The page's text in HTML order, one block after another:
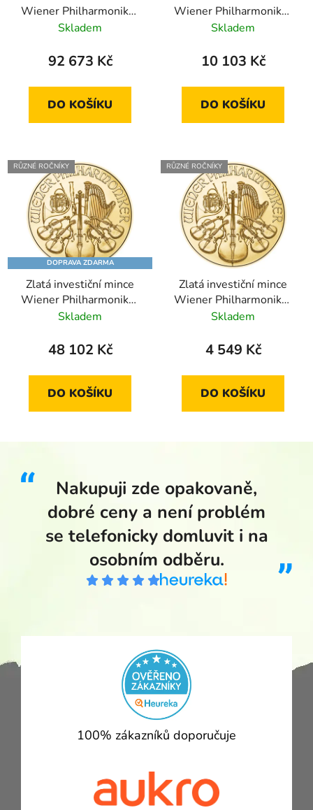
Wiener Philharmoniker
1 Oz
Skladem
92 673 Kč
DO KOŠÍKU
Wiener Philharmoniker
1/10 Oz
Skladem
10 103 Kč
DO KOŠÍKU
RŮZNÉ ROČNÍKY
DOPRAVA ZDARMA
Zlatá investiční mince
Wiener Philharmoniker
1/2 Oz
Skladem
48 102 Kč
DO KOŠÍKU
RŮZNÉ ROČNÍKY
Zlatá investiční mince
Wiener Philharmoniker
1/25 Oz
Skladem
4 549 Kč
DO KOŠÍKU
Nakupuji zde opakovaně,
dobré ceny a není problém
se telefonicky domluvit i na
osobním odběru.
100% zákazníků doporučuje